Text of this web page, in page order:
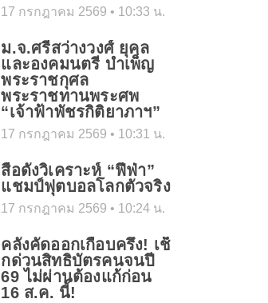
17 กรกฎาคม 2569 10:33 น.
ม.จ.ศรีสว่างวงศ์ ยุคล
และองคมนตรี บำเพ็ญ
พระราชกุศล
พระราชทานพระศพ
“เจ้าฟ้าพัชรกิติยาภาฯ”
17 กรกฎาคม 2569 10:31 น.
สื่อดังวิเคราะห์ “ฟีฟ่า”
แชมป์ฟุตบอลโลกตัวจริง
17 กรกฎาคม 2569 10:24 น.
คลังคัดออกเกือบครึ่ง! เช็
กด่วนสิทธิบัตรคนจนปี
69 ไม่ผ่านต้องแก้ก่อน
16 ส.ค. นี้!